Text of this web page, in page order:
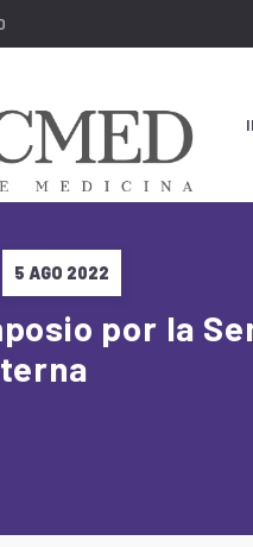
5 AGO 2022
por la